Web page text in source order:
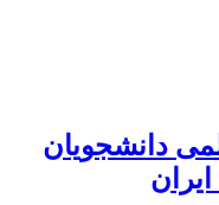
دانشجویان